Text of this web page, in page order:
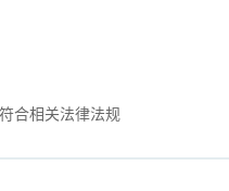
合相关法律法规